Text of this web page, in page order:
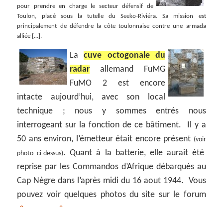
pour prendre en charge le secteur défensif de
Toulon, placé sous la tutelle du Seeko-Riviéra. Sa mission est
principalement de défendre la côte toulonnaise contre une armada
alliée […].
Lacuve octogonale du
radar allemand FuMG
FuMO 2 est encore
intacte aujourd’hui, avec son local
technique ; nous y sommes entrés nous
interrogeant sur la fonction de ce bâtiment. Il y a
50 ans environ, l’émetteur était encore présent (voir
photo ci-dessus). Quant à la batterie, elle aurait été
reprise par les Commandos d’Afrique débarqués au
Cap Nègre dans l’après midi du 16 aout 1944. Vous
pouvez voir quelques photos du site sur le forum